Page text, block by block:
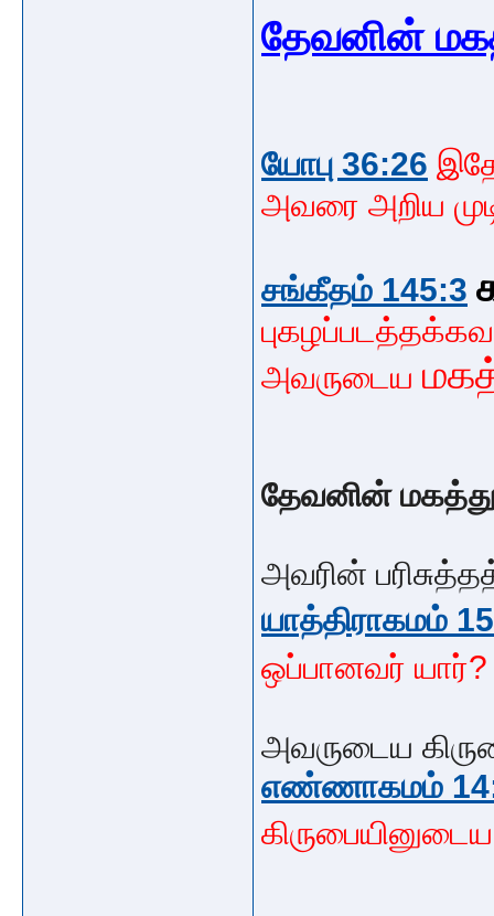
தேவனின்
யோபு 36:26
அவரை அறிய
சங்கீதம் 145:3
அவருடைய
தேவனின்
அவரின்
யாத்திராகமம்
ஒப்பானவர் யார்?
அவருடைய
எண்ணாகமம்